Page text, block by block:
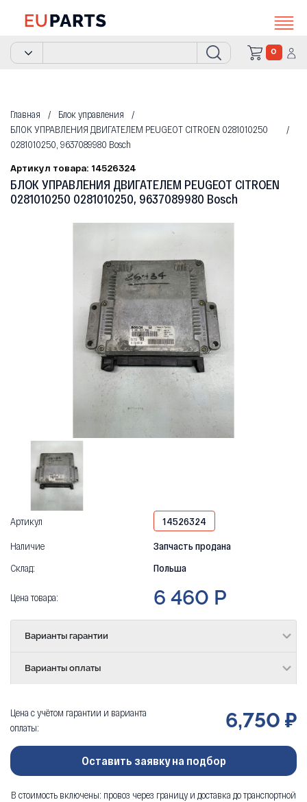
0
Главная
Блок управления
БЛОК УПРАВЛЕНИЯ ДВИГАТЕЛЕМ PEUGEOT CITROEN 0281010250
0281010250, 9637089980 Bosch
Артикул товара: 14526324
БЛОК УПРАВЛЕНИЯ ДВИГАТЕЛЕМ PEUGEOT CITROEN
0281010250 0281010250, 9637089980 Bosch
Артикул
14526324
Наличие
Запчасть продана
Склад:
Польша
Цена товара: 6 460 Р
Варианты гарантии
Варианты оплаты
Цена с учётом гарантии и варианта
оплаты:
6,750 ₽
Оставить заявку на подбор
В стоимость включены: провоз через границу и доставка до транспортной